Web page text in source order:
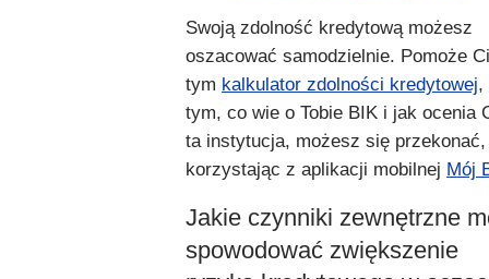
Swoją zdolność kredytową możesz
oszacować samodzielnie. Pomoże
tym kalkulator zdolności kredytowej,
tym, co wie o Tobie BIK i jak ocenia
ta instytucja, możesz się przekonać,
korzystając z aplikacji mobilnej Mój
Jakie czynniki zewnętrzne
spowodować zwiększenie